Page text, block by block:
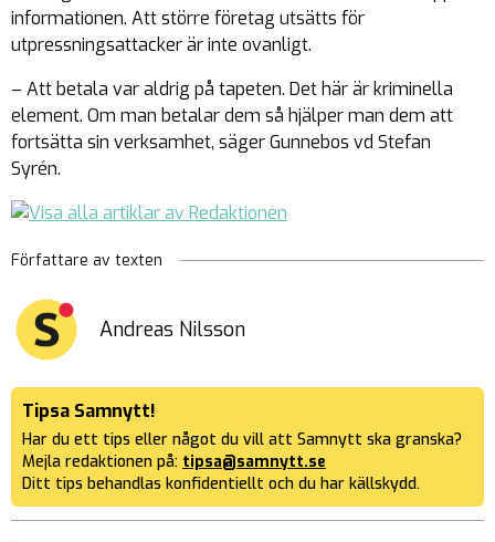
informationen. Att större företag utsätts för
utpressningsattacker är inte ovanligt.
– Att betala var aldrig på tapeten. Det här är kriminella
element. Om man betalar dem så hjälper man dem att
fortsätta sin verksamhet, säger Gunnebos vd Stefan
Syrén.
Författare av texten
Andreas Nilsson
Tipsa Samnytt!
Har du ett tips eller något du vill att Samnytt ska granska?
Mejla redaktionen på: tipsa@samnytt.se
Ditt tips behandlas konfidentiellt och du har källskydd.